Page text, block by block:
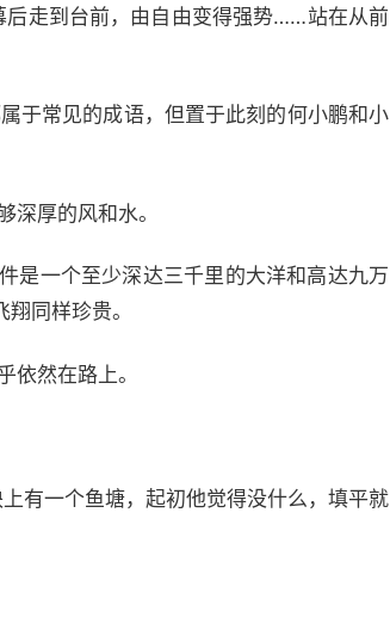
后走到台前，由自由变得强势……站在从前
于常见的成语，但置于此刻的何小鹏和小
厚的风和水。
是一个至少深达三千里的大洋和高达九万
同样珍贵。
依然在路上。
有一个鱼塘，起初他觉得没什么，填平就